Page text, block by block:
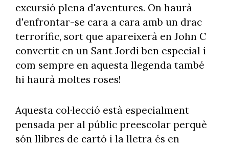
excursió plena d'aventures. On haurà
d'enfrontar-se cara a cara amb un drac
terrorífic, sort que apareixerà en John C
convertit en un Sant Jordi ben especial i
com sempre en aquesta llegenda també
hi haurà moltes roses!
Aquesta col·lecció està especialment
pensada per al públic preescolar perquè
són llibres de cartó i la lletra és en